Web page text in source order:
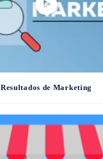
Resultados de Marketing